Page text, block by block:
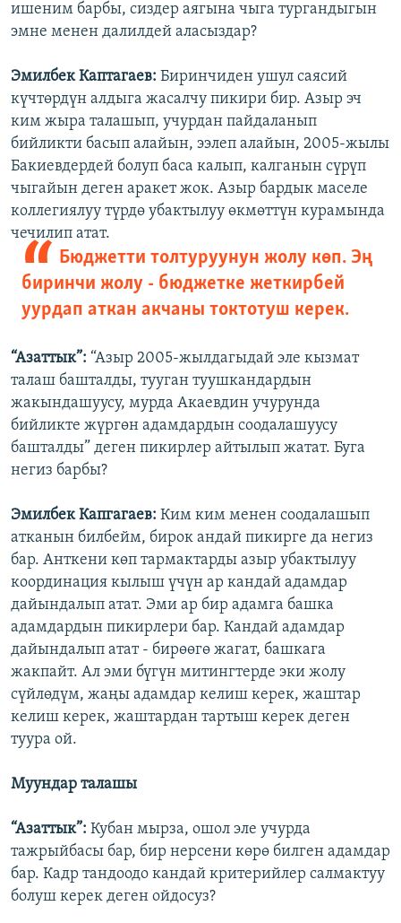
ишеним барбы, сиздер аягына чыга тургандыгын
эмне менен далилдей аласыздар?
Эмилбек Каптагаев: Биринчиден ушул саясий
күчтөрдүн алдыга жасалчу пикири бир. Азыр эч
ким жыра талашып, учурдан пайдаланып
бийликти басып алайын, ээлеп алайын, 2005-жылы
Бакиевдердей болуп баса калып, калганын сүрүп
чыгайын деген аракет жок. Азыр бардык маселе
коллегиялуу түрдө убактылуу өкмөттүн курамында
чечилип атат.
Бюджетти толтуруунун жолу көп. Эң
биринчи жолу - бюджетке жеткирбей
уурдап аткан акчаны токтотуш керек.
“Азаттык”: “Азыр 2005-жылдагыдай эле кызмат
талаш башталды, тууган туушкандардын
жакындашуусу, мурда Акаевдин учурунда
бийликте жүргөн адамдардын соодалашуусу
башталды” деген пикирлер айтылып жатат. Буга
негиз барбы?
Эмилбек Капгагаев: Ким ким менен соодалашып
атканын билбейм, бирок андай пикирге да негиз
бар. Анткени көп тармактарды азыр убактылуу
координация кылыш үчүн ар кандай адамдар
дайындалып атат. Эми ар бир адамга башка
адамдардын пикирлери бар. Кандай адамдар
дайындалып атат - бирөөгө жагат, башкага
жакпайт. Ал эми бүгүн митингтерде эки жолу
сүйлөдүм, жаңы адамдар келиш керек, жаштар
келиш керек, жаштардан тартыш керек деген
туура ой.
Муундар талашы
“Азаттык”: Кубан мырза, ошол эле учурда
тажрыйбасы бар, бир нерсени көрө билген адамдар
бар. Кадр тандоодо кандай критерийлер салмактуу
болуш керек деген ойдосуз?